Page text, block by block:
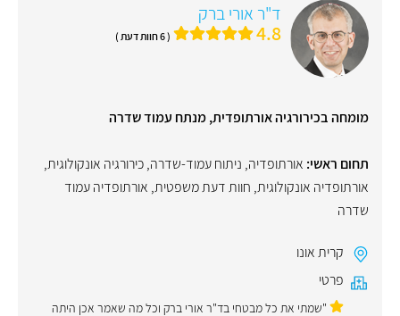
ד"ר אורי ברק
4.8 ( 6 חוות דעת )
מומחה בכירורגיה אורתופדית, מנתח עמוד שדרה
תחום ראשי: אורתופדיה, ניתוח עמוד-שדרה,כירורגיה אונקולוגית,
אורתופדיה אונקולוגית, חוות דעת משפטית, אורתופדיה עמוד
שדרה
קרית אונו
פרטי
"שמתי את כל מבטחי בד"ר אורי ברק וכל מה שאמר אכן היתה